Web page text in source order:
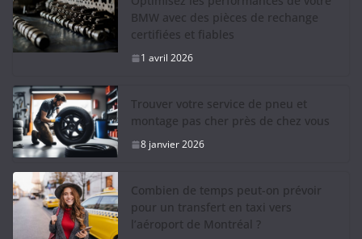
BMW avec des pièces de rechange
certifiées et fiables
1 avril 2026
Trouver votre service de pneu et
montage pas cher près de chez vous
8 janvier 2026
Combien de temps peut-on prévoir
pour un transfert en taxi vers
l’aéroport de Montréal ?